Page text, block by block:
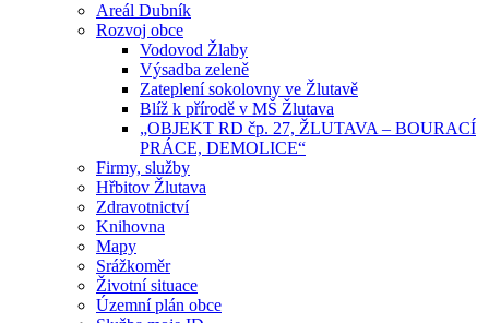
Areál Dubník
Rozvoj obce
Vodovod Žlaby
Výsadba zeleně
Zateplení sokolovny ve Žlutavě
Blíž k přírodě v MŠ Žlutava
„OBJEKT RD čp. 27, ŽLUTAVA – BOURACÍ
PRÁCE, DEMOLICE“
Firmy, služby
Hřbitov Žlutava
Zdravotnictví
Knihovna
Mapy
Srážkoměr
Životní situace
Územní plán obce